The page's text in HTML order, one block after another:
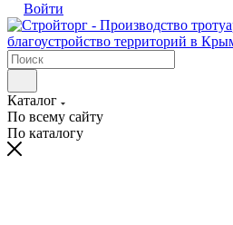
Войти
Каталог
По всему сайту
По каталогу